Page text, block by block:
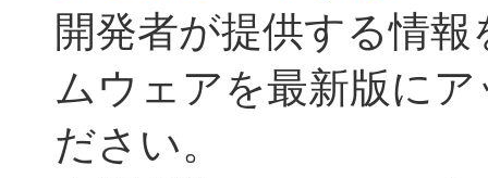
開発者が提供する情
ムウェアを最新版に
ださい。